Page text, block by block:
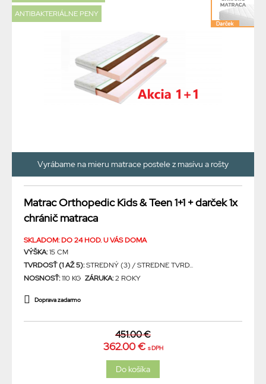
ANTIBAKTERIÁLNE PENY
Vyrábame na mieru matrace postele z masívu a rošty
Matrac Orthopedic Kids & Teen 1+1 + darček 1x
chránič matraca
SKLADOM: DO 24 HOD. U VÁS DOMA
VÝŠKA:15 CM
TVRDOSŤ (1 AŽ 5):STREDNÝ (3) / STREDNE TVRD...
NOSNOSŤ:110 KG ZÁRUKA:2 ROKY
Doprava zadarmo
451.00 €
362.00 € s DPH